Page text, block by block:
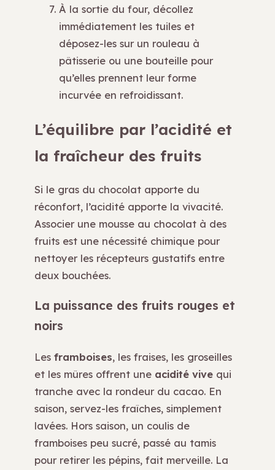
À la sortie du four, décollez
immédiatement les tuiles et
déposez-les sur un rouleau à
pâtisserie ou une bouteille pour
qu’elles prennent leur forme
incurvée en refroidissant.
L’équilibre par l’acidité et
la fraîcheur des fruits
Si le gras du chocolat apporte du
réconfort, l’acidité apporte la vivacité.
Associer une mousse au chocolat à des
fruits est une nécessité chimique pour
nettoyer les récepteurs gustatifs entre
deux bouchées.
La puissance des fruits rouges et
noirs
Les framboises, les fraises, les groseilles
et les mûres offrent une acidité vive qui
tranche avec la rondeur du cacao. En
saison, servez-les fraîches, simplement
lavées. Hors saison, un coulis de
framboises peu sucré, passé au tamis
pour retirer les pépins, fait merveille. La